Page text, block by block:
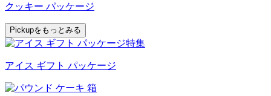
クッキー パッケージ
Pickupをもっとみる
アイス ギフト パッケージ